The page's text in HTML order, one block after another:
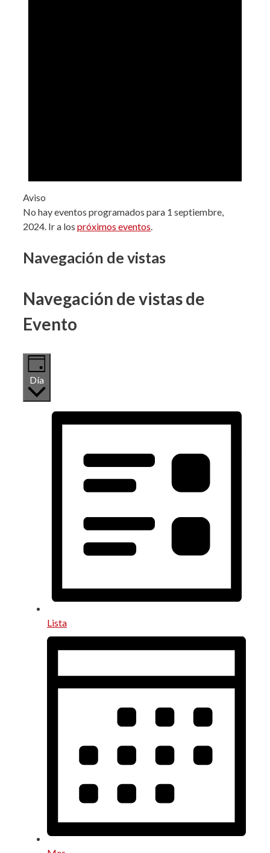
Aviso
No hay eventos programados para 1 septiembre,
2024. Ir a los próximos eventos.
Navegación de vistas
Navegación de vistas de
Evento
Día
Lista